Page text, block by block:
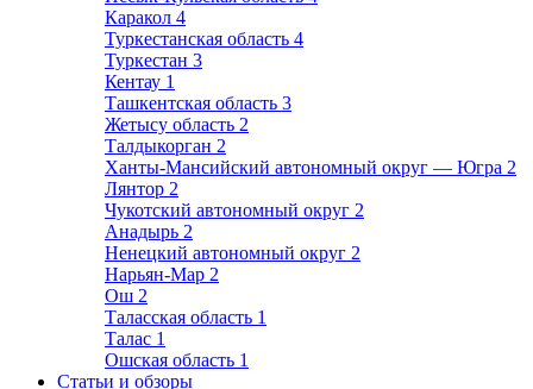
Каракол 4
Туркестанская область 4
Туркестан 3
Кентау 1
Ташкентская область 3
Жетысу область 2
Талдыкорган 2
Ханты-Мансийский автономный округ — Югра 2
Лянтор 2
Чукотский автономный округ 2
Анадырь 2
Ненецкий автономный округ 2
Нарьян-Мар 2
Ош 2
Таласская область 1
Талас 1
Ошская область 1
Статьи и обзоры